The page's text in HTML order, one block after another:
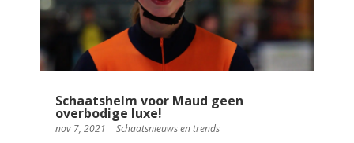
Schaatshelm voor Maud geen
overbodige luxe!
nov 7, 2021 | Schaatsnieuws en trends